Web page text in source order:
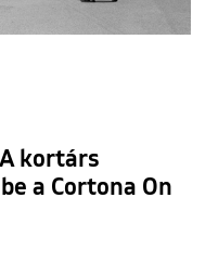
kortárs
a Cortona On